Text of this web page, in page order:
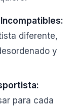
diferente,
y
para cada